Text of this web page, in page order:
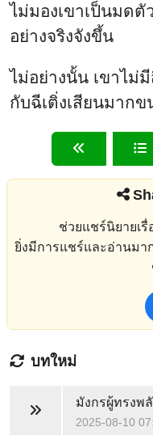
ไม่มองเขาเป็นมดตั
อย่างจริงจังขึ้น
ไม่อย่างนั้น เขาไม่
กับฉีเติ่งเสียนมากข
ช่วยแชร์นิยายเ
ยิ่งมีการแชร์และอ่านมา
บทใหม่
มังกรผู้ทรงพ
2025-08-10